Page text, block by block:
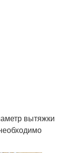
вытяжки